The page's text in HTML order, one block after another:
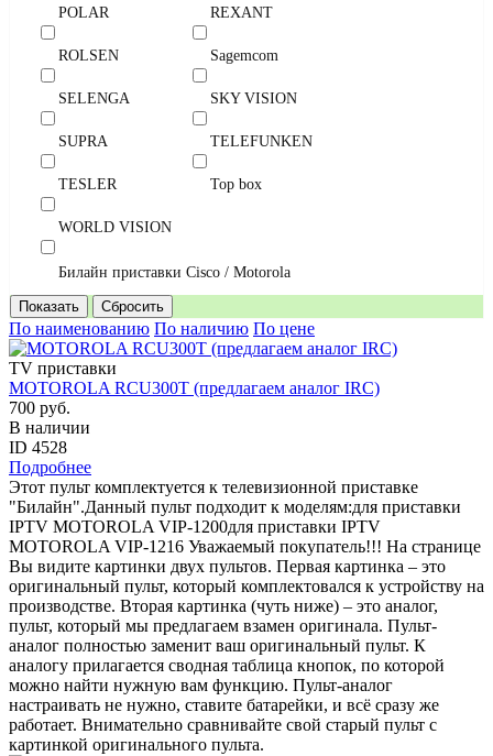
POLAR REXANT
ROLSEN Sagemcom
SELENGA SKY VISION
SUPRA TELEFUNKEN
TESLER Top box
WORLD VISION
Билайн приставки Cisco / Motorola
По наименованию По наличию По цене
TV приставки
MOTOROLA RCU300T (предлагаем аналог IRC)
700 руб.
В наличии
ID 4528
Подробнее
Этот пульт комплектуется к телевизионной приставке
"Билайн".Данный пульт подходит к моделям:для приставки
IPTV MOTOROLA VIP-1200для приставки IPTV
MOTOROLA VIP-1216 Уважаемый покупатель!!! На странице
Вы видите картинки двух пультов. Первая картинка – это
оригинальный пульт, который комплектовался к устройству на
производстве. Вторая картинка (чуть ниже) – это аналог,
пульт, который мы предлагаем взамен оригинала. Пульт-
аналог полностью заменит ваш оригинальный пульт. К
аналогу прилагается сводная таблица кнопок, по которой
можно найти нужную вам функцию. Пульт-аналог
настраивать не нужно, ставите батарейки, и всё сразу же
работает. Внимательно сравнивайте свой старый пульт с
картинкой оригинального пульта.